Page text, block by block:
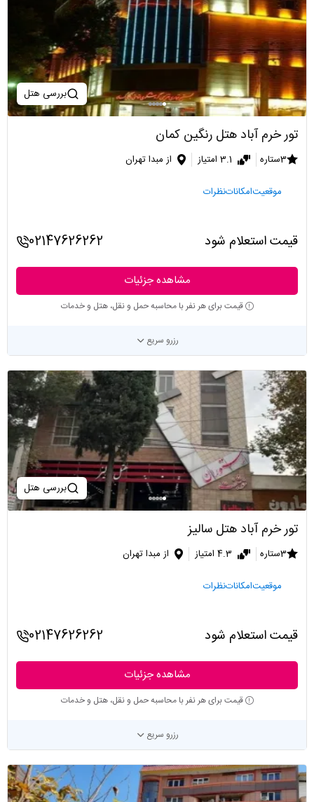
بررسی هتل
تور خرم آباد هتل رنگین کمان
3ستاره 3.1 امتیاز از مبدا تهران
موقعیتامکاناتنظرات
قیمت استعلام شود 02147626262
مشاهده جزئیات
قیمت برای هر نفر با محاسبه حمل و نقل، هتل و خدمات
رزرو سریع
بررسی هتل
تور خرم آباد هتل سالیز
3ستاره 4.3 امتیاز از مبدا تهران
موقعیتامکاناتنظرات
قیمت استعلام شود 02147626262
مشاهده جزئیات
قیمت برای هر نفر با محاسبه حمل و نقل، هتل و خدمات
رزرو سریع